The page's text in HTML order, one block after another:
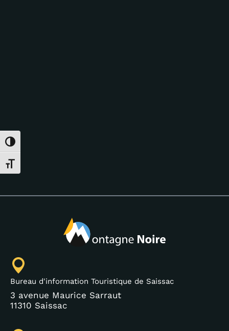
Passer en contraste élevé
Changer la taille de la police
Bureau d'information Touristique de Saissac
3 avenue Maurice Sarraut
11310 Saissac